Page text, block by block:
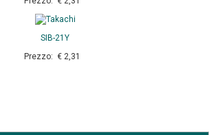
SIB-21Y
Prezzo: € 2,31